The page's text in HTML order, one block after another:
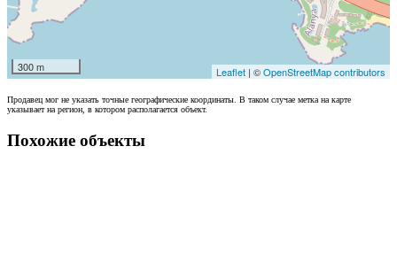
300 m Leaflet | ©OpenStreetMap contributors
Продавец мог не указать точные географические координаты. В таком случае метка на карте
указывает на регион, в котором располагается объект.
Похожие объекты